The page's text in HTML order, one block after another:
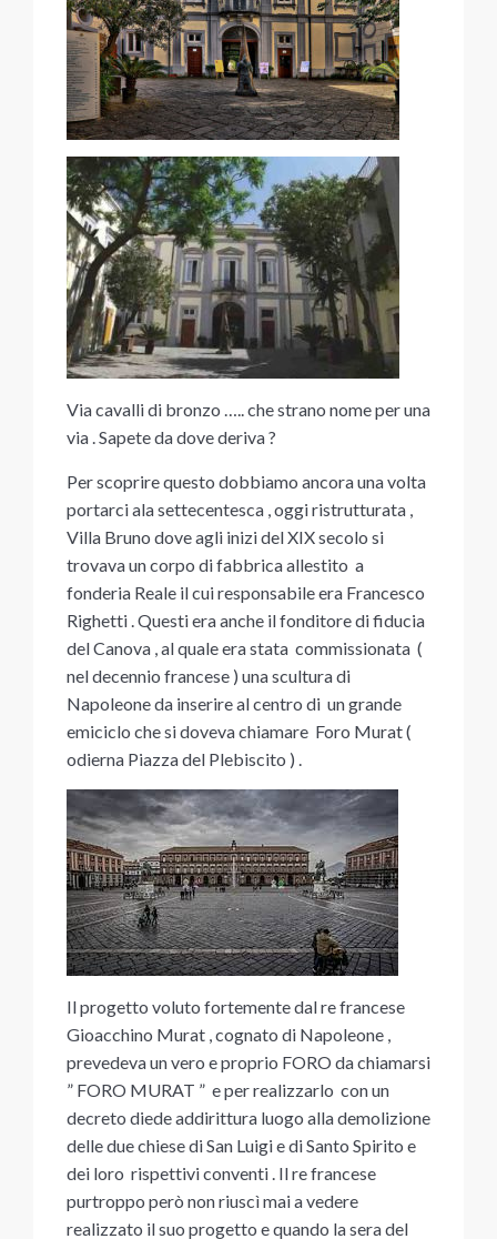
Via cavalli di bronzo ….. che strano nome per una
via . Sapete da dove deriva ?
Per scoprire questo dobbiamo ancora una volta
portarci ala settecentesca , oggi ristrutturata ,
Villa Bruno dove agli inizi del XIX secolo si
trovava un corpo di fabbrica allestito a
fonderia Reale il cui responsabile era Francesco
Righetti . Questi era anche il fonditore di fiducia
del Canova , al quale era stata commissionata (
nel decennio francese ) una scultura di
Napoleone da inserire al centro di un grande
emiciclo che si doveva chiamare Foro Murat (
odierna Piazza del Plebiscito ) .
Il progetto voluto fortemente dal re francese
Gioacchino Murat , cognato di Napoleone ,
prevedeva un vero e proprio FORO da chiamarsi
” FORO MURAT ” e per realizzarlo con un
decreto diede addirittura luogo alla demolizione
delle due chiese di San Luigi e di Santo Spirito e
dei loro rispettivi conventi . Il re francese
purtroppo però non riuscì mai a vedere
realizzato il suo progetto e quando la sera del